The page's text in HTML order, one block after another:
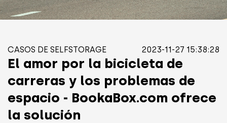
CASOS DE SELFSTORAGE 2023-11-27 15:38:28
El amor por la bicicleta de
carreras y los problemas de
espacio - BookaBox.com ofrece
la solución